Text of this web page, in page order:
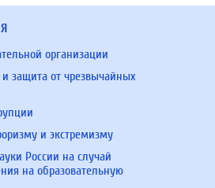
организации
защита от чрезвычайных
и экстремизму
России на случай
на образовательную